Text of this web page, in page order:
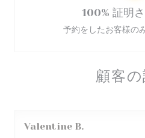
顧客の
Valentine B
100% 証明
予約をしたお客様の